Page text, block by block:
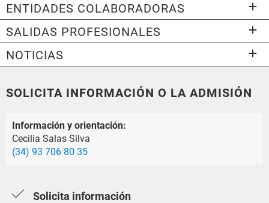
ENTIDADES COLABORADORAS
SALIDAS PROFESIONALES
NOTICIAS
SOLICITA INFORMACIÓN O LA ADMISIÓN
Información y orientación:
Cecilia Salas Silva
(34) 93 706 80 35
Solicita información